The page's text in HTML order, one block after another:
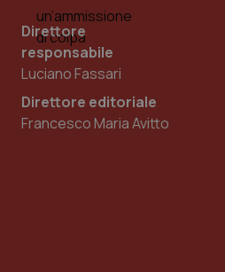
Direttore
responsabile
Luciano Fassari
Direttore editoriale
Francesco Maria Avitto